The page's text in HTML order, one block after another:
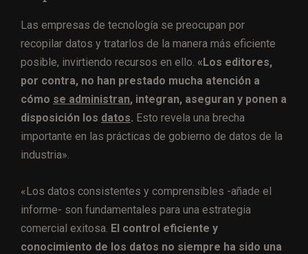
Las empresas de tecnología se preocupan por
recopilar datos y tratarlos de la manera más eficiente
posible, invirtiendo recursos en ello. «Los editores,
por contra, no han prestado mucha atención a
cómo se administran, integran, aseguran y ponen a
disposición los datos. Esto revela una brecha
importante en las prácticas de gobierno de datos de la
industria».
«Los datos consistentes y comprensibles -añade el
informe- son fundamentales para una estrategia
comercial exitosa. El control eficiente y
conocimiento de los datos no siempre ha sido una